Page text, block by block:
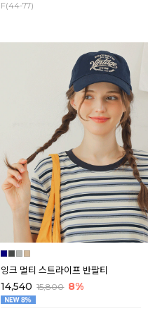
F(44-77)
잉크 멀티 스트라이프 반팔티
14,540 15,800 8%